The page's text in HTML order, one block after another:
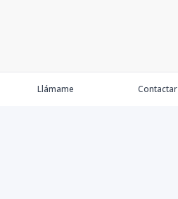
Llámame Contactar